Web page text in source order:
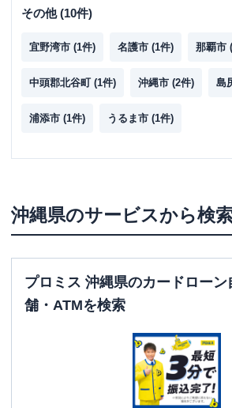
その他(10件)
宜野湾市 (1件) 名護市 (1件) 那覇市 (
中頭郡北谷町 (1件) 沖縄市 (2件) 島
浦添市 (1件) うるま市 (1件)
沖縄県のサービスから検
プロミス 沖縄県のカードロー
舗・ATMを検索